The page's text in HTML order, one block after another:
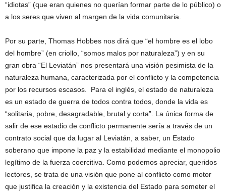
“idiotas” (que eran quienes no querían formar parte de lo público) o
a los seres que viven al margen de la vida comunitaria.
Por su parte, Thomas Hobbes nos dirá que “el hombre es el lobo
del hombre” (en criollo, “somos malos por naturaleza”) y en su
gran obra “El Leviatán” nos presentará una visión pesimista de la
naturaleza humana, caracterizada por el conflicto y la competencia
por los recursos escasos. Para el inglés, el estado de naturaleza
es un estado de guerra de todos contra todos, donde la vida es
“solitaria, pobre, desagradable, brutal y corta”. La única forma de
salir de ese estadio de conflicto permanente sería a través de un
contrato social que da lugar al Leviatán, a saber, un Estado
soberano que impone la paz y la estabilidad mediante el monopolio
legítimo de la fuerza coercitiva. Como podemos apreciar, queridos
lectores, se trata de una visión que pone al conflicto como motor
que justifica la creación y la existencia del Estado para someter el